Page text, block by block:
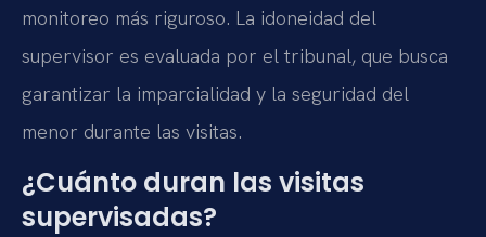
monitoreo más riguroso. La idoneidad del
supervisor es evaluada por el tribunal, que busca
garantizar la imparcialidad y la seguridad del
menor durante las visitas.
¿Cuánto duran las visitas
supervisadas?